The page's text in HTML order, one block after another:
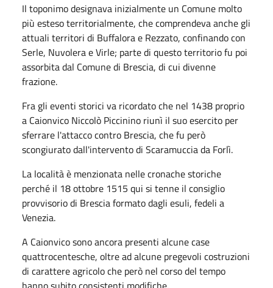
Il toponimo designava inizialmente un Comune molto
più esteso territorialmente, che comprendeva anche gli
attuali territori di Buffalora e Rezzato, confinando con
Serle, Nuvolera e Virle; parte di questo territorio fu poi
assorbita dal Comune di Brescia, di cui divenne
frazione.
Fra gli eventi storici va ricordato che nel 1438 proprio
a Caionvico Niccolò Piccinino riunì il suo esercito per
sferrare l'attacco contro Brescia, che fu però
scongiurato dall'intervento di Scaramuccia da Forlì.
La località è menzionata nelle cronache storiche
perché il 18 ottobre 1515 qui si tenne il consiglio
provvisorio di Brescia formato dagli esuli, fedeli a
Venezia.
A Caionvico sono ancora presenti alcune case
quattrocentesche, oltre ad alcune pregevoli costruzioni
di carattere agricolo che però nel corso del tempo